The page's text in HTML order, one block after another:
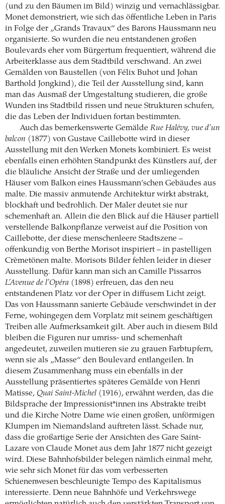
(und zu den Bäumen im Bild) winzig und vernachlässigbar.
Monet demonstriert, wie sich das öffentliche Leben in Paris
in Folge der „Grands Travaux“ des Barons Haussmann neu
organisierte. So wurden die neu entstandenen großen
Boulevards eher vom Bürgertum frequentiert, während die
Arbeiterklasse aus dem Stadtbild verschwand. An zwei
Gemälden von Baustellen (von Félix Buhot und Johan
Barthold Jongkind), die Teil der Ausstellung sind, kann
man das Ausmaß der Umgestaltung studieren, die große
Wunden ins Stadtbild rissen und neue Strukturen schufen,
die das Leben der Individuen fortan bestimmten.
Auch das bemerkenswerte Gemälde Rue Halévy, vue d’un
balcon (1877) von Gustave Caillebotte wird in dieser
Ausstellung mit den Werken Monets kombiniert. Es weist
ebenfalls einen erhöhten Standpunkt des Künstlers auf, der
die bläuliche Ansicht der Straße und der umliegenden
Häuser vom Balkon eines Haussmann’schen Gebäudes aus
malte. Die massiv anmutende Architektur wirkt abstrakt,
blockhaft und bedrohlich. Der Maler deutet sie nur
schemenhaft an. Allein die den Blick auf die Häuser partiell
verstellende Balkonpflanze verweist auf die Position von
Caillebotte, der diese menschenleere Stadtszene –
offenkundig von Berthe Morisot inspiriert – in pastelligen
Crèmetönen malte. Morisots Bilder fehlen leider in dieser
Ausstellung. Dafür kann man sich an Camille Pissarros
L’Avenue de l’Opéra (1898) erfreuen, das den neu
entstandenen Platz vor der Oper in diffusem Licht zeigt.
Das von Haussmann sanierte Gebäude verschwindet in der
Ferne, wohingegen dem Vorplatz mit seinem geschäftigen
Treiben alle Aufmerksamkeit gilt. Aber auch in diesem Bild
bleiben die Figuren nur umriss- und schemenhaft
angedeutet, zuweilen mutieren sie zu grauen Farbtupfern,
wenn sie als „Masse“ den Boulevard entlangeilen. In
diesem Zusammenhang muss ein ebenfalls in der
Ausstellung präsentiertes späteres Gemälde von Henri
Matisse, Quai Saint-Michel (1916), erwähnt werden, das die
Bildsprache der Impressionist*innen ins Abstrakte treibt
und die Kirche Notre Dame wie einen großen, unförmigen
Klumpen im Niemandsland auftreten lässt. Schade nur,
dass die großartige Serie der Ansichten des Gare Saint-
Lazare von Claude Monet aus dem Jahr 1877 nicht gezeigt
wird. Diese Bahnhofsbilder belegen nämlich einmal mehr,
wie sehr sich Monet für das vom verbesserten
Schienenwesen beschleunigte Tempo des Kapitalismus
interessierte. Denn neue Bahnhöfe und Verkehrswege